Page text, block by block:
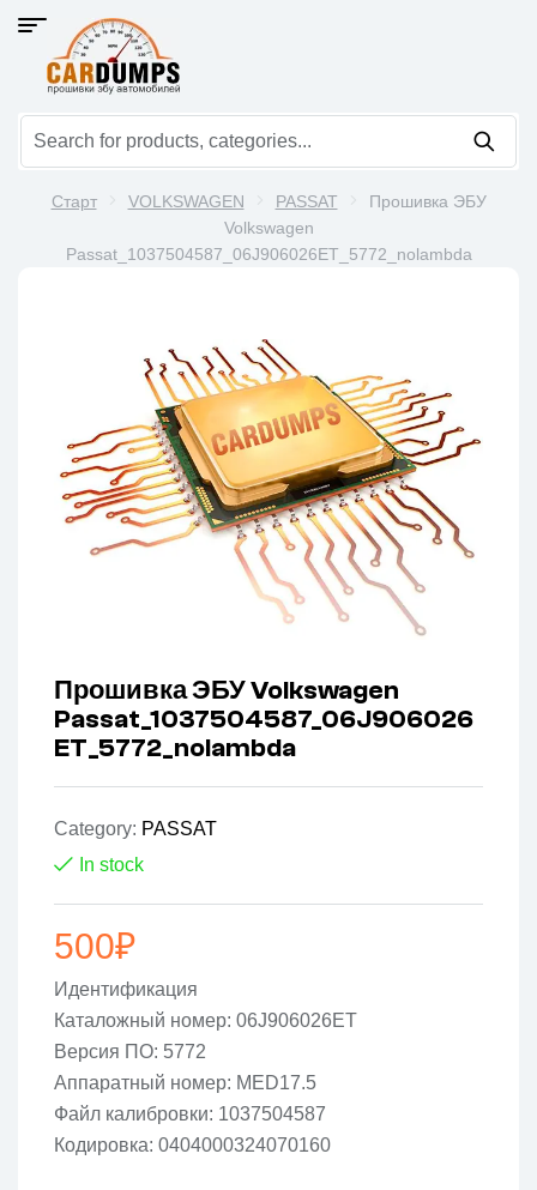
Старт VOLKSWAGEN PASSAT
Прошивка ЭБУ
Volkswagen
Passat_1037504587_06J906026ET_5772_nolambda
Прошивка ЭБУ Volkswagen
Passat_1037504587_06J906026
ET_5772_nolambda
Category: PASSAT
In stock
500₽
Идентификация
Каталожный номер: 06J906026ET
Версия ПО: 5772
Аппаратный номер: MED17.5
Файл калибровки: 1037504587
Кодировка: 0404000324070160